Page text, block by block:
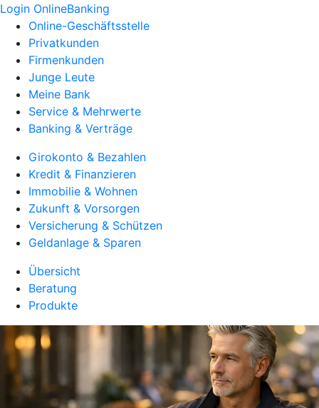
Login OnlineBanking
Online-Geschäftsstelle
Privatkunden
Firmenkunden
Junge Leute
Meine Bank
Service & Mehrwerte
Banking & Verträge
Girokonto & Bezahlen
Kredit & Finanzieren
Immobilie & Wohnen
Zukunft & Vorsorgen
Versicherung & Schützen
Geldanlage & Sparen
Übersicht
Beratung
Produkte